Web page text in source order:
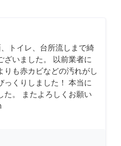
トイレ、台所流しまで綺
ざいました。 以前業者に
りも赤カビなどの汚れがし
っくりしました！ 本当に
た。 またよろしくお願い